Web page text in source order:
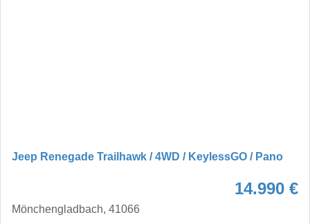
Jeep Renegade Trailhawk / 4WD / KeylessGO / Pano
14.990 €
Mönchengladbach, 41066